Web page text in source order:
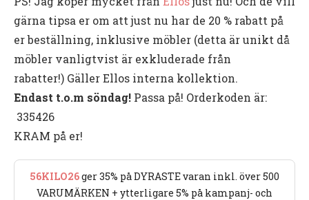
gärna tipsa er om att just nu har de 20 % rabatt på
er beställning, inklusive möbler (detta är unikt då
möbler vanligtvist är exkluderade från
rabatter!) Gäller Ellos interna kollektion.
Endast t.o.m söndag! Passa på! Orderkoden är:
335426
KRAM på er!
56KILO26ger 35% på DYRASTE varan inkl. över 500
VARUMÄRKEN + ytterligare 5% på kampanj- och